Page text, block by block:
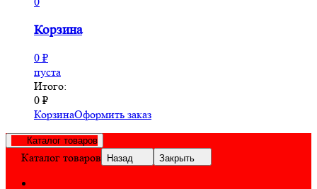
Корзина
0 ₽
пуста
Итого:
0 ₽
КорзинаОформить заказ
Каталог товаров
Каталог товаров Назад Закрыть